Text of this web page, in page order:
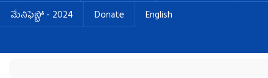
మేనిఫెస్టో - 2024
Donate English